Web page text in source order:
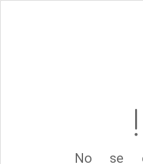
No se